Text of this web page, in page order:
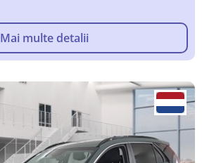
Mai multe detalii